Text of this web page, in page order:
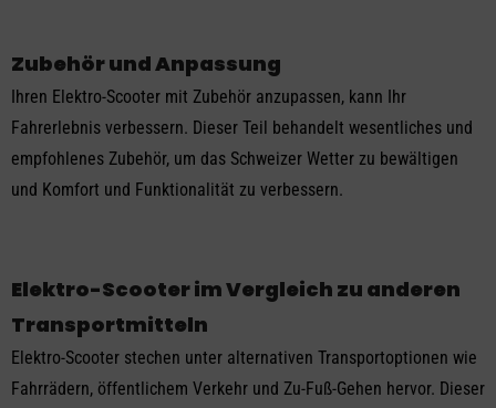
Zubehör und Anpassung
Ihren Elektro-Scooter mit Zubehör anzupassen, kann Ihr
Fahrerlebnis verbessern. Dieser Teil behandelt wesentliches und
empfohlenes Zubehör, um das Schweizer Wetter zu bewältigen
und Komfort und Funktionalität zu verbessern.
Elektro-Scooter im Vergleich zu anderen
Transportmitteln
Elektro-Scooter stechen unter alternativen Transportoptionen wie
Fahrrädern, öffentlichem Verkehr und Zu-Fuß-Gehen hervor. Dieser